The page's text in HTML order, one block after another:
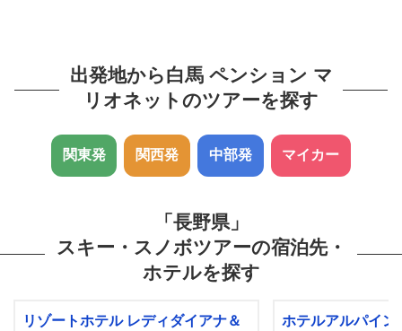
出発地から白馬 ペンション マ
リオネットのツアーを探す
関東発 関西発 中部発 マイカー
「長野県」
スキー・スノボツアーの宿泊先・
ホテルを探す
リゾートホテル レディダイアナ＆
ホテルアルパイン